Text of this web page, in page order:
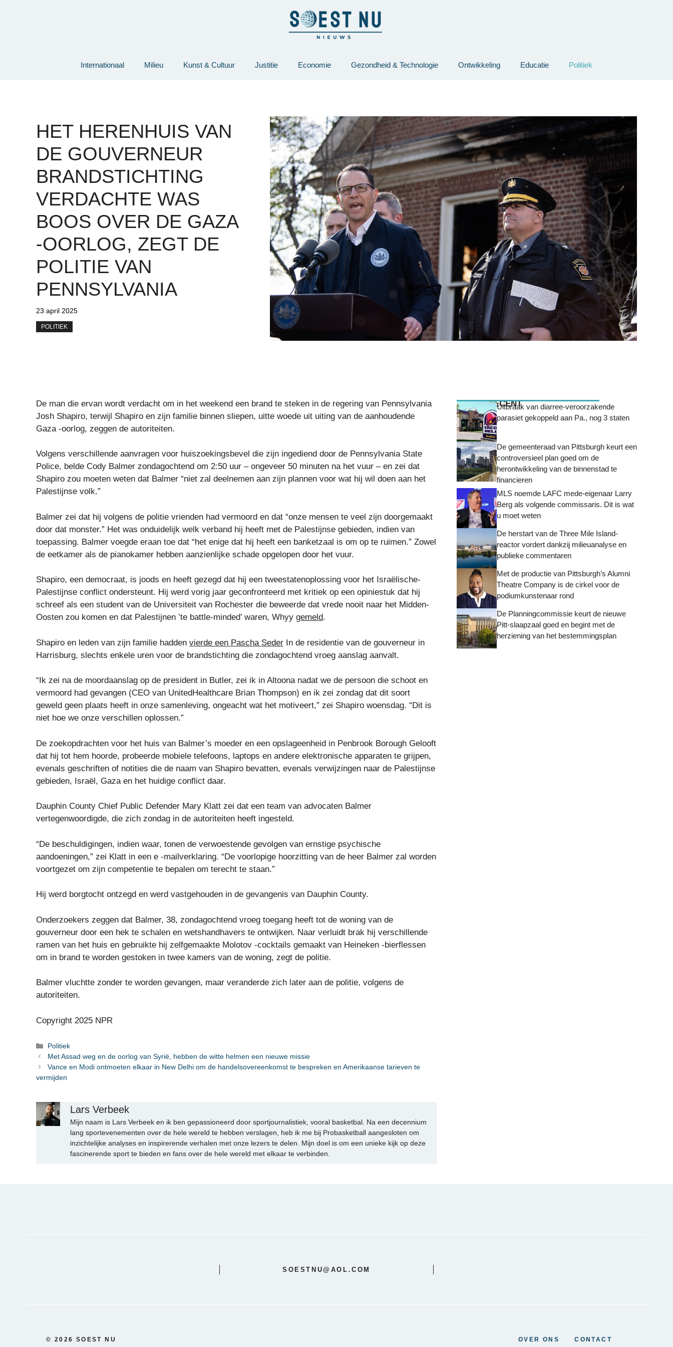
Internationaal Milieu Kunst & Cultuur Justitie Economie Gezondheid & Technologie Ontwikkeling Educatie Politiek
HET HERENHUIS VAN
DE GOUVERNEUR
BRANDSTICHTING
VERDACHTE WAS
BOOS OVER DE GAZA
-OORLOG, ZEGT DE
POLITIE VAN
PENNSYLVANIA
23 april 2025
POLITIEK
De man die ervan wordt verdacht om in het weekend een brand te steken in de regering van Pennsylvania
Josh Shapiro, terwijl Shapiro en zijn familie binnen sliepen, uitte woede uit uiting van de aanhoudende
Gaza -oorlog, zeggen de autoriteiten.
Volgens verschillende aanvragen voor huiszoekingsbevel die zijn ingediend door de Pennsylvania State
Police, belde Cody Balmer zondagochtend om 2:50 uur – ongeveer 50 minuten na het vuur – en zei dat
Shapiro zou moeten weten dat Balmer “niet zal deelnemen aan zijn plannen voor wat hij wil doen aan het
Palestijnse volk.”
Balmer zei dat hij volgens de politie vrienden had vermoord en dat “onze mensen te veel zijn doorgemaakt
door dat monster.” Het was onduidelijk welk verband hij heeft met de Palestijnse gebieden, indien van
toepassing. Balmer voegde eraan toe dat “het enige dat hij heeft een banketzaal is om op te ruimen.” Zowel
de eetkamer als de pianokamer hebben aanzienlijke schade opgelopen door het vuur.
Shapiro, een democraat, is joods en heeft gezegd dat hij een tweestatenoplossing voor het Israëlische-
Palestijnse conflict ondersteunt. Hij werd vorig jaar geconfronteerd met kritiek op een opiniestuk dat hij
schreef als een student van de Universiteit van Rochester die beweerde dat vrede nooit naar het Midden-
Oosten zou komen en dat Palestijnen ’te battle-minded’ waren, Whyy gemeld.
Shapiro en leden van zijn familie hadden vierde een Pascha Seder In de residentie van de gouverneur in
Harrisburg, slechts enkele uren voor de brandstichting die zondagochtend vroeg aanslag aanvalt.
“Ik zei na de moordaanslag op de president in Butler, zei ik in Altoona nadat we de persoon die schoot en
vermoord had gevangen (CEO van UnitedHealthcare Brian Thompson) en ik zei zondag dat dit soort
geweld geen plaats heeft in onze samenleving, ongeacht wat het motiveert,” zei Shapiro woensdag. “Dit is
niet hoe we onze verschillen oplossen.”
De zoekopdrachten voor het huis van Balmer’s moeder en een opslageenheid in Penbrook Borough Gelooft
dat hij tot hem hoorde, probeerde mobiele telefoons, laptops en andere elektronische apparaten te grijpen,
evenals geschriften of notities die de naam van Shapiro bevatten, evenals verwijzingen naar de Palestijnse
gebieden, Israël, Gaza en het huidige conflict daar.
Dauphin County Chief Public Defender Mary Klatt zei dat een team van advocaten Balmer
vertegenwoordigde, die zich zondag in de autoriteiten heeft ingesteld.
“De beschuldigingen, indien waar, tonen de verwoestende gevolgen van ernstige psychische
aandoeningen,” zei Klatt in een e -mailverklaring. “De voorlopige hoorzitting van de heer Balmer zal worden
voortgezet om zijn competentie te bepalen om terecht te staan.”
Hij werd borgtocht ontzegd en werd vastgehouden in de gevangenis van Dauphin County.
Onderzoekers zeggen dat Balmer, 38, zondagochtend vroeg toegang heeft tot de woning van de
gouverneur door een hek te schalen en wetshandhavers te ontwijken. Naar verluidt brak hij verschillende
ramen van het huis en gebruikte hij zelfgemaakte Molotov -cocktails gemaakt van Heineken -bierflessen
om in brand te worden gestoken in twee kamers van de woning, zegt de politie.
Balmer vluchtte zonder te worden gevangen, maar veranderde zich later aan de politie, volgens de
autoriteiten.
Copyright 2025 NPR
Categorieën
Politiek
Met Assad weg en de oorlog van Syrië, hebben de witte helmen een nieuwe missie
Vance en Modi ontmoeten elkaar in New Delhi om de handelsovereenkomst te bespreken en Amerikaanse tarieven te
vermijden
Lars Verbeek
Mijn naam is Lars Verbeek en ik ben gepassioneerd door sportjournalistiek, vooral basketbal. Na een decennium
lang sportevenementen over de hele wereld te hebben verslagen, heb ik me bij Probasketball aangesloten om
inzichtelijke analyses en inspirerende verhalen met onze lezers te delen. Mijn doel is om een unieke kijk op deze
fascinerende sport te bieden en fans over de hele wereld met elkaar te verbinden.
MEEST RECENTUitbraak van diarree-veroorzakende
parasiet gekoppeld aan Pa., nog 3 staten
De gemeenteraad van Pittsburgh keurt een
controversieel plan goed om de
herontwikkeling van de binnenstad te
financieren
MLS noemde LAFC mede-eigenaar Larry
Berg als volgende commissaris. Dit is wat
u moet weten
De herstart van de Three Mile Island-
reactor vordert dankzij milieuanalyse en
publieke commentaren
Met de productie van Pittsburgh’s Alumni
Theatre Company is de cirkel voor de
podiumkunstenaar rond
De Planningcommissie keurt de nieuwe
Pitt-slaapzaal goed en begint met de
herziening van het bestemmingsplan
SOESTNU@AOL.COM
© 2026 SOEST NU OVER ONS CONTACT